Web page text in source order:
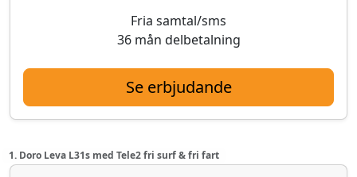
Fria samtal/sms
36 mån delbetalning
Se erbjudande
1. Doro Leva L31s med Tele2 fri surf & fri fart